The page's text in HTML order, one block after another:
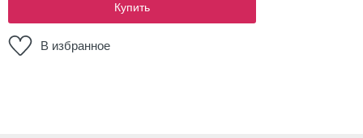
Купить
В избранное